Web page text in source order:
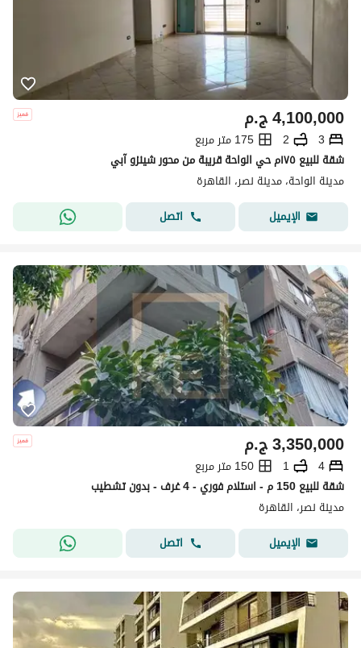
ج.م4,100,000
3
2
175 متر مربع
شقة للبيع ١٧٥م حي الواحة قريبة من محور شينزو آبي
مدينة الواحة، مدينة نصر، القاهرة
الإيميل
اتصل
ج.م3,350,000
4
1
150 متر مربع
شقة للبيع 150 م - استلام فوري - 4 غرف - بدون تشطيب
مدينة نصر، القاهرة
الإيميل
اتصل